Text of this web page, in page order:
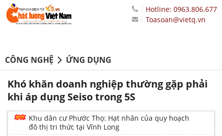
Hotline: 0963.806.677
Toasoan@vietq.vn
CÔNG NGHỆ ỨNG DỤNG
Khó khăn doanh nghiệp thường gặp phải
khi áp dụng Seiso trong 5S
Khu dân cư Phước Thọ: Hạt nhân của quy hoạch
đô thị tri thức tại Vĩnh Long